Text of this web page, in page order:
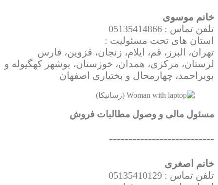
خانم موسوی
تلفن تماس : 05135414866
استان های تحت مسئولیت :
تهران، البرز، قم، ایلام، زنجان، قزوین، فارس
لرستان، مرکزی، همدان، خوزستان، بوشهر کهگیوله و
بویراحمد، چهارمحال و بختیاری اصفهان
مسئول مالی و وصول مطالبات فروش
---------------------------
خانم اصغری
تلفن تماس : 05135410129